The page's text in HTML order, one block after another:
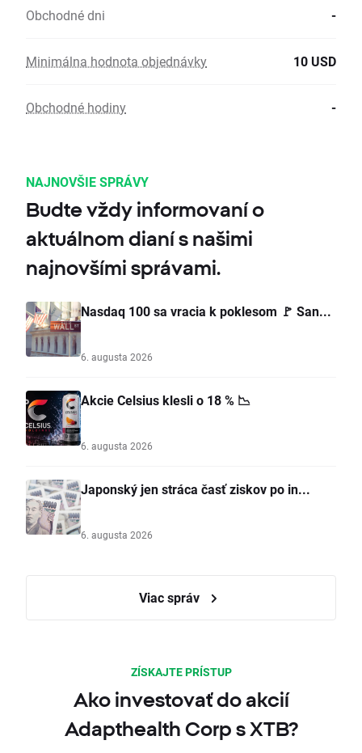
Obchodné dni -
Minimálna hodnota objednávky 10 USD
Obchodné hodiny -
NAJNOVŠIE SPRÁVY
Budte vždy informovaní o
aktuálnom dianí s našimi
najnovšími správami.
Nasdaq 100 sa vracia k poklesom 🚩 San...
6. augusta 2026
Akcie Celsius klesli o 18 % 📉
6. augusta 2026
Japonský jen stráca časť ziskov po in...
6. augusta 2026
Viac správ
ZÍSKAJTE PRÍSTUP
Ako investovať do akcií
Adapthealth Corp s XTB?